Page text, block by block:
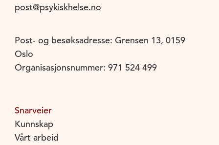
post@psykiskhelse.no
Post- og besøksadresse: Grensen 13, 0159
Oslo
Organisasjonsnummer: 971 524 499
Snarveier
Kunnskap
Vårt arbeid